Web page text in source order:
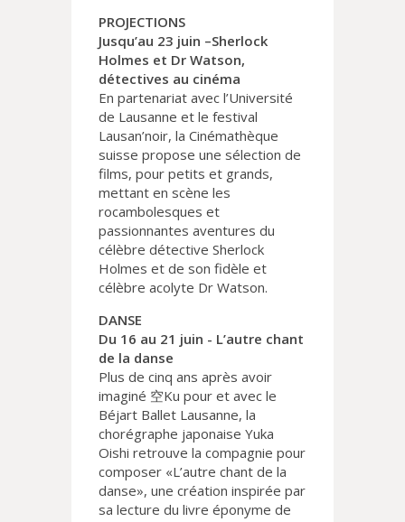
PROJECTIONS
Jusqu’au 23 juin –Sherlock
Holmes et Dr Watson,
détectives au cinéma
En partenariat avec l’Université
de Lausanne et le festival
Lausan’noir, la Cinémathèque
suisse propose une sélection de
films, pour petits et grands,
mettant en scène les
rocambolesques et
passionnantes aventures du
célèbre détective Sherlock
Holmes et de son fidèle et
célèbre acolyte Dr Watson.
DANSE
Du 16 au 21 juin - L’autre chant
de la danse
Plus de cinq ans après avoir
imaginé 空Ku pour et avec le
Béjart Ballet Lausanne, la
chorégraphe japonaise Yuka
Oishi retrouve la compagnie pour
composer «L’autre chant de la
danse», une création inspirée par
sa lecture du livre éponyme de